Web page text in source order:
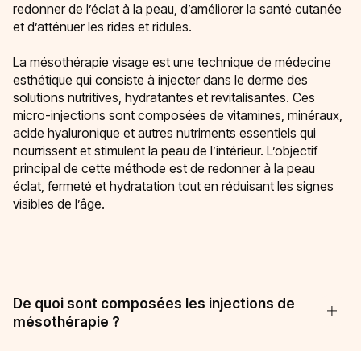
redonner de l’éclat à la peau, d’améliorer la santé cutanée
et d’atténuer les rides et ridules.
La mésothérapie visage est une technique de médecine
esthétique qui consiste à injecter dans le derme des
solutions nutritives, hydratantes et revitalisantes. Ces
micro-injections sont composées de vitamines, minéraux,
acide hyaluronique et autres nutriments essentiels qui
nourrissent et stimulent la peau de l’intérieur. L’objectif
principal de cette méthode est de redonner à la peau
éclat, fermeté et hydratation tout en réduisant les signes
visibles de l’âge.
De quoi sont composées les injections de
mésothérapie ?